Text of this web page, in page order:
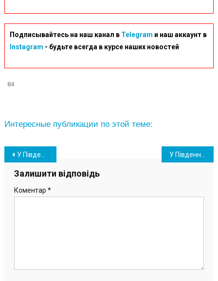
Подписывайтесь на наш канал в Telegram и наш аккаунт в
Instagram - будьте всегда в курсе наших новостей
84
Интересные публикации по этой теме:
Навігація
записів
У Південному відбувся прийом громадян Представником Уповноваженого Верховної Ради України з прав людини
Залишити відповідь
Коментар *